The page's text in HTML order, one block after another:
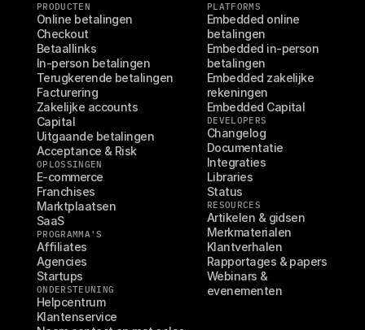
PRODUCTEN
Online betalingen
Checkout
Betaallinks
In-person betalingen
Terugkerende betalingen
Facturering
Zakelijke accounts
Capital
Uitgaande betalingen
Acceptance & Risk
OPLOSSINGEN
E-commerce
Franchises
Marktplaatsen
SaaS
PROGRAMMA'S
Affiliates
Agencies
Startups
ONDERSTEUNING
Helpcentrum
Klantenservice
PLATFORMS
Embedded online
betalingen
Embedded in-person
betalingen
Embedded zakelijke
rekeningen
Embedded Capital
DEVELOPERS
Changelog
Documentatie
Integraties
Libraries
Status
RESOURCES
Artikelen & gidsen
Merkmaterialen
Klantverhalen
Rapportages & papers
Webinars &
evenementen